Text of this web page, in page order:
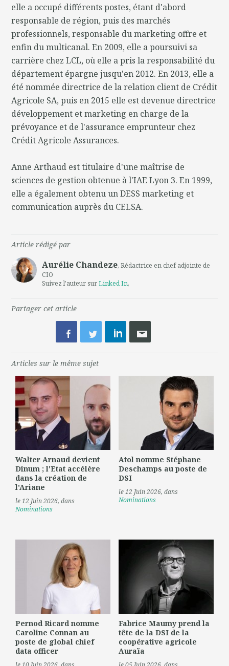
elle a occupé différents postes, étant d'abord
responsable de région, puis des marchés
professionnels, responsable du marketing offre et
enfin du multicanal. En 2009, elle a poursuivi sa
carrière chez LCL, où elle a pris la responsabilité du
département épargne jusqu'en 2012. En 2013, elle a
été nommée directrice de la relation client de Crédit
Agricole SA, puis en 2015 elle est devenue directrice
développement et marketing en charge de la
prévoyance et de l'assurance emprunteur chez
Crédit Agricole Assurances.
Anne Arthaud est titulaire d'une maîtrise de
sciences de gestion obtenue à l'IAE Lyon 3. En 1999,
elle a également obtenu un DESS marketing et
communication auprès du CELSA.
Article rédigé par
Aurélie Chandeze, Rédactrice en chef adjointe de
CIO
Suivez l'auteur surLinked In,
Partager cet article
Articles sur le même sujet
Walter Arnaud devient
Dinum ; l'Etat accélère
dans la création de
l'Ariane
le 12 Juin 2026, dans
Nominations
Atol nomme Stéphane
Deschamps au poste de
DSI
le 12 Juin 2026, dans
Nominations
Pernod Ricard nomme
Caroline Connan au
poste de global chief
data officer
Fabrice Maumy prend la
tête de la DSI de la
coopérative agricole
Auraïa